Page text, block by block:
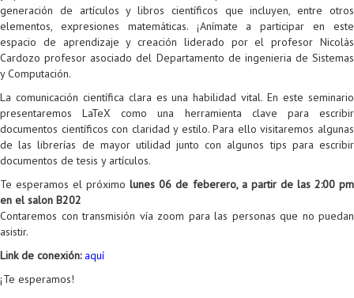
generación de artículos y libros científicos que incluyen, entre otros
elementos, expresiones matemáticas. ¡Anímate a participar en este
espacio de aprendizaje y creación liderado por el profesor Nicolás
Cardozo profesor asociado del Departamento de ingenieria de Sistemas
y Computación.
La comunicación científica clara es una habilidad vital. En este seminario
presentaremos LaTeX como una herramienta clave para escribir
documentos científicos con claridad y estilo. Para ello visitaremos algunas
de las librerías de mayor utilidad junto con algunos tips para escribir
documentos de tesis y artículos.
Te esperamos el próximolunes 06 de feberero, a partir de las 2:00 pm
en el salon B202
Contaremos con transmisión vía zoom para las personas que no puedan
asistir.
Link de conexión: aquí
¡Te esperamos!
Proyecto de grado
Reingreso
Reintegro
Retiro voluntario
Transferencia
Tarifas
Grado